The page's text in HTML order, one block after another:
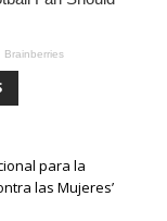
para la
las Mujeres’